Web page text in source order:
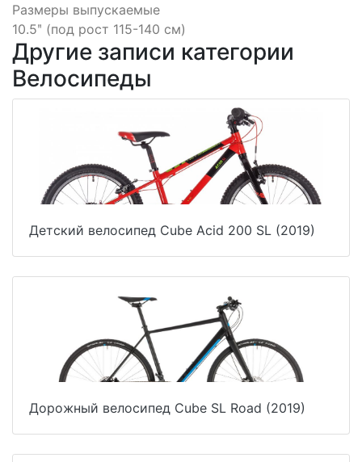
Размеры выпускаемые
10.5ʺ (под рост 115-140 см)
Другие записи категории
Велосипеды
Детский велосипед Cube Acid 200 SL (2019)
Дорожный велосипед Cube SL Road (2019)